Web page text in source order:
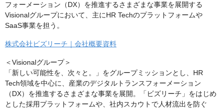
フォーメーション（DX）を推進するさまざまな事業を展開する
Visionalグループにおいて、主にHR Techのプラットフォームや
SaaS事業を担う。
株式会社ビズリーチ｜会社概要資料
＜Visionalグループ＞
「新しい可能性を、次々と。」をグループミッションとし、HR
Tech領域を中心に、産業のデジタルトランスフォーメーション
（DX）を推進するさまざまな事業を展開。「ビズリーチ」をはじめ
とした採用プラットフォームや、社内スカウトで人材流出を防ぐ